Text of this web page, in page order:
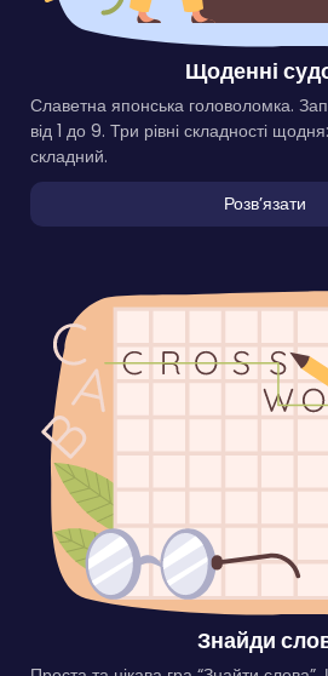
Щоденні
Славетна японська головоломка.
від 1 до 9. Три рівні складності
складний.
Розвʼязати
Знайди